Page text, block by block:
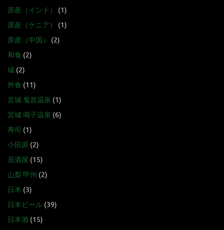
原産（インド）
(1)
原産（ケニア）
(1)
原産（中国）
(2)
和食 (2)
城 (2)
外食 (11)
宮城 鬼首温泉 (1)
宮城 鳴子温泉 (6)
寿司 (1)
小田原 (2)
居酒屋 (15)
山梨 甲州 (2)
日本 (3)
日本ビール (39)
日本酒 (15)